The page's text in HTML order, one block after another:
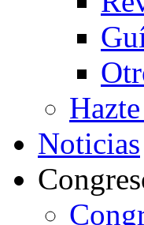
Noticias